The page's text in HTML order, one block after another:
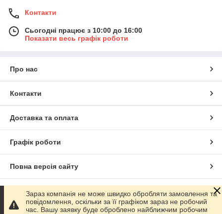
Контакти
Сьогодні працює з 10:00 до 16:00
Показати весь графік роботи
Про нас
Контакти
Доставка та оплата
Графік роботи
Повна версія сайту
Сайт створено на маркетплейсіProm.ua
Зараз компанія не може швидко обробляти замовлення та
повідомлення, оскільки за її графіком зараз не робочий
час. Вашу заявку буде оброблено найближчим робочим